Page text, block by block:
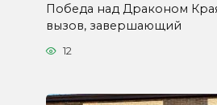
Победа над Драконом
вызов, завершающий
12